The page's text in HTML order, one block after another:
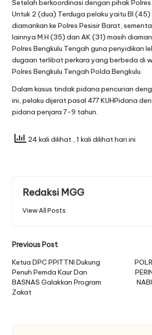
Setelah berkoordinasi dengan pihak
Untuk 2 (dua) Terduga pelaku yaitu BI
diamankan ke Polres Pesisir Barat,
lainnya M.H (35) dan AK (31) masih
Polres Bengkulu Tengah guna penyidikan
dugaan terlibat perkara yang berbeda di
Polres Bengkulu Tengah Polda Bengkulu.
Dalam kasus tindak pidana pencurian
ini, pelaku dijerat pasal 477 KUHPidana
pidana penjara 7-9 tahun.
24 kali dilihat , 1 kali dilihat hari ini
Redaksi MGG
View All Posts
Post
navigation
Previous Post
Ketua DPC PPITTNI Dukung
Penuh Pemda Kaur Dan
BASNAS Galakkan Program
Zakat